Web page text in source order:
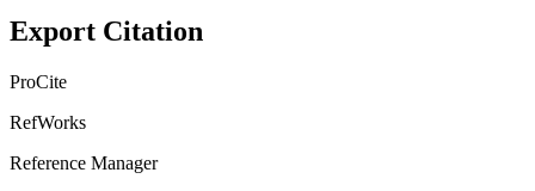
Export Citation
ProCite
RefWorks
Reference Manager